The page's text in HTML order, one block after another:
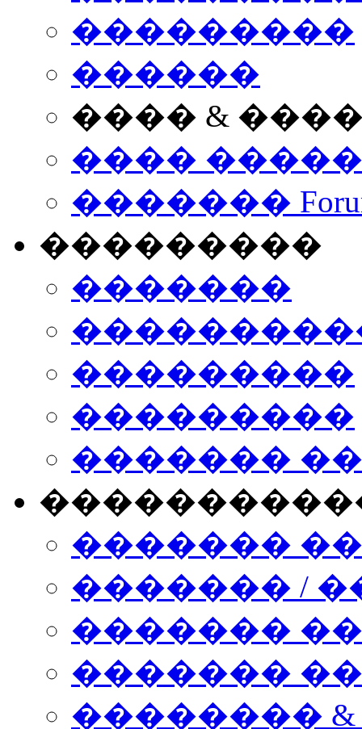
���������
������
���� &
����
�������
���������
�������
���������
���������
�������
�������
������� /
�������
������� ���
��������